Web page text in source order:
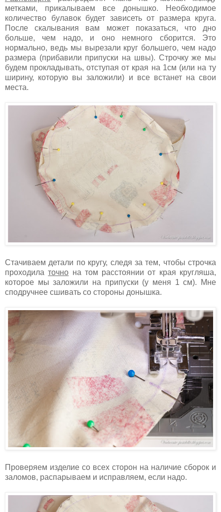
метками, прикалываем все донышко. Необходимое
количество булавок будет зависеть от размера круга.
После скалывания вам может показаться, что дно
больше, чем надо, и оно немного сборится. Это
нормально, ведь мы вырезали круг большего, чем надо
размера (прибавили припуски на швы). Строчку же мы
будем прокладывать, отступая от края на 1см (или на ту
ширину, которую вы заложили) и все встанет на свои
места.
Стачиваем детали по кругу, следя за тем, чтобы строчка
проходилаточно на том расстоянии от края кругляша,
которое мы заложили на припуски (у меня 1 см). Мне
сподручнее сшивать со стороны донышка.
Проверяем изделие со всех сторон на наличие сборок и
заломов, распарываем и исправляем, если надо.